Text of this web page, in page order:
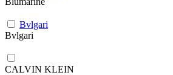
Bvlgari
Bvlgari
CALVIN KLEIN